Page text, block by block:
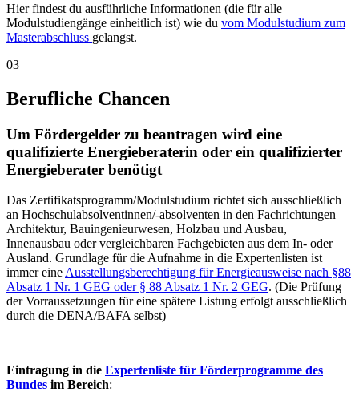
Hier findest du ausführliche Informationen (die für alle
Modulstudiengänge einheitlich ist) wie du vom Modulstudium zum
Masterabschluss gelangst.
03
Berufliche Chancen
Um Fördergelder zu beantragen wird eine
qualifizierte Energieberaterin oder ein qualifizierter
Energieberater benötigt
Das Zertifikatsprogramm/Modulstudium richtet sich ausschließlich
an Hochschulabsolventinnen/-absolventen in den Fachrichtungen
Architektur, Bauingenieurwesen, Holzbau und Ausbau,
Innenausbau oder vergleichbaren Fachgebieten aus dem In- oder
Ausland. Grundlage für die Aufnahme in die Expertenlisten ist
immer eine Ausstellungsberechtigung für Energieausweise nach §88
Absatz 1 Nr. 1 GEG oder § 88 Absatz 1 Nr. 2 GEG. (Die Prüfung
der Vorraussetzungen für eine spätere Listung erfolgt ausschließlich
durch die DENA/BAFA selbst)
Eintragung in die Expertenliste für Förderprogramme des
Bundes im Bereich: